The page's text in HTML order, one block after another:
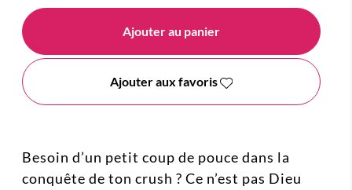
Ajouter au panier
Ajouter aux favoris
Besoin d’un petit coup de pouce dans la
conquête de ton crush ? Ce n’est pas Dieu